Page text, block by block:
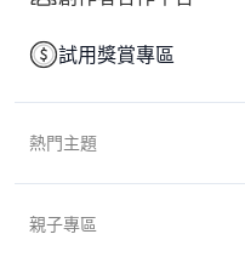
試用獎賞專區
熱門主題
親子專區